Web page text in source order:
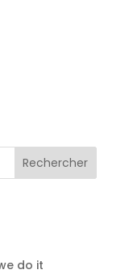
Rechercher
do it